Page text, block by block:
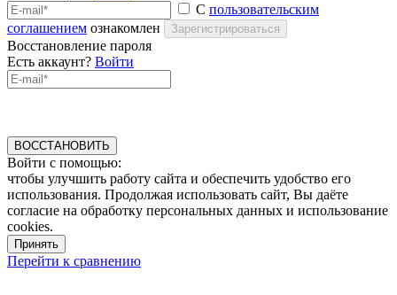
С пользовательским
соглашением ознакомлен Зарегистрироваться
Восстановление пароля
Есть аккаунт? Войти
ВОССТАНОВИТЬ
Войти с помощью:
чтобы улучшить работу сайта и обеспечить удобство его
использования. Продолжая использовать сайт, Вы даёте
согласие на обработку персональных данных и использование
cookies.
Принять
Перейти к сравнению